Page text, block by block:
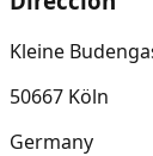
Kleine
50667 Köln
Germany